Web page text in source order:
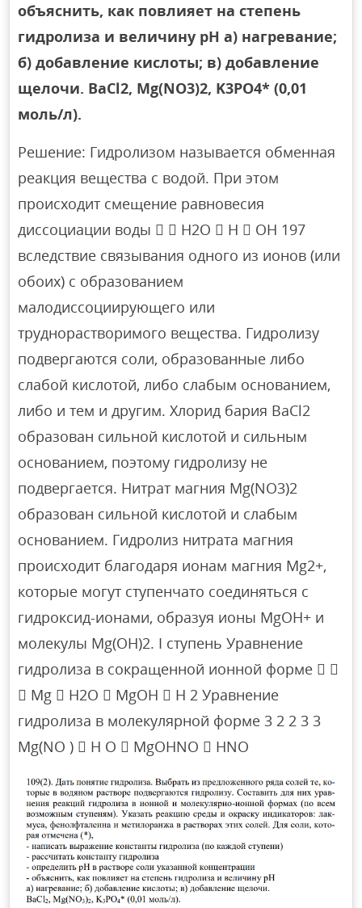
объяснить, как повлияет на степень
гидролиза и величину рН а) нагревание;
б) добавление кислоты; в) добавление
щелочи. BaCl2, Mg(NO3)2, K3PO4* (0,01
моль/л).
Решение: Гидролизом называется обменная
реакция вещества с водой. При этом
происходит смещение равновесия
диссоциации воды   H2O  H  OH 197
вследствие связывания одного из ионов (или
обоих) с образованием
малодиссоциирующего или
труднорастворимого вещества. Гидролизу
подвергаются соли, образованные либо
слабой кислотой, либо слабым основанием,
либо и тем и другим. Хлорид бария BaCl2
образован сильной кислотой и сильным
основанием, поэтому гидролизу не
подвергается. Нитрат магния Mg(NO3)2
образован сильной кислотой и слабым
основанием. Гидролиз нитрата магния
происходит благодаря ионам магния Mg2+,
которые могут ступенчато соединяться с
гидроксид-ионами, образуя ионы MgOH+ и
молекулы Mg(OH)2. I ступень Уравнение
гидролиза в сокращенной ионной форме  
 Mg  H2O  MgOH  H 2 Уравнение
гидролиза в молекулярной форме 3 2 2 3 3
Mg(NO )  H O  MgOHNO  HNO